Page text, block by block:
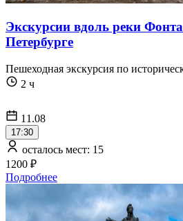
Экскурсии вдоль реки
Петербурге
Пешеходная экскурсия по
2 ч
11.08
17:30
осталось мест: 15
1200 ₽
Подробнее